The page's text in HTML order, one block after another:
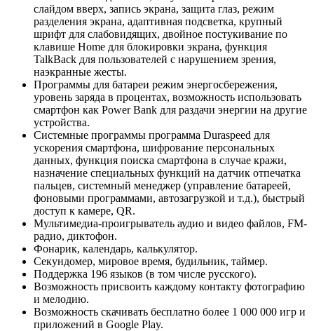
слайдом вверх, запись экрана, защита глаз, режим
разделения экрана, адаптивная подсветка, крупный
шрифт для слабовидящих, двойное постукивание по
клавише Home для блокировки экрана, функция
TalkBack для пользователей с нарушением зрения,
наэкранные жесты.
Программы для батареи режим энергосбережения,
уровень заряда в процентах, возможность использовать
смартфон как Power Bank для раздачи энергии на другие
устройства.
Системные программы программа Duraspeed для
ускорения смартфона, шифрование персональных
данных, функция поиска смартфона в случае кражи,
назначение специальных функций на датчик отпечатка
пальцев, системный менеджер (управление батареей,
фоновыми программами, автозагрузкой и т.д.), быстрый
доступ к камере, QR.
Мультимедиа-проигрыватель аудио и видео файлов, FM-
радио, диктофон.
Фонарик, календарь, калькулятор.
Секундомер, мировое время, будильник, таймер.
Поддержка 196 языков (в том числе русского).
Возможность присвоить каждому контакту фотографию
и мелодию.
Возможность скачивать бесплатно более 1 000 000 игр и
приложений в Google Play.